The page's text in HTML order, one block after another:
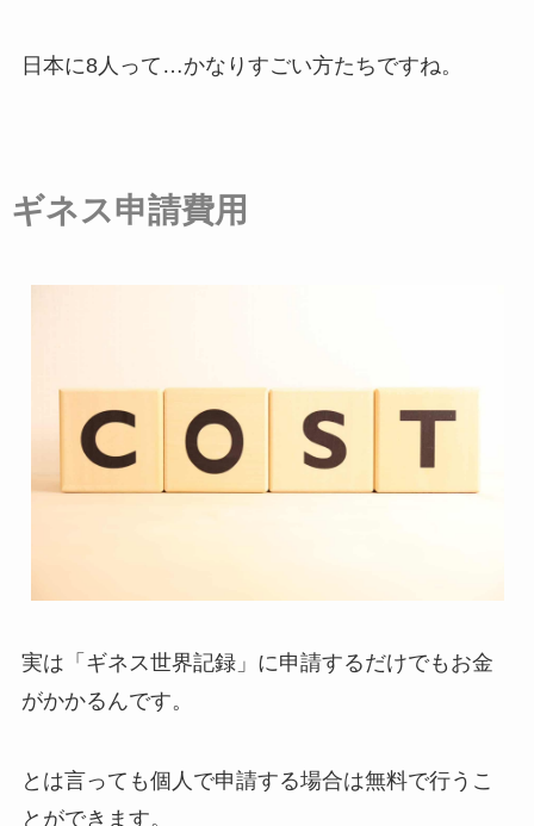
日本に8人って…かなりすごい方たちですね。
ギネス申請費用
実は「ギネス世界記録」に申請するだけでもお金
がかかるんです。
とは言っても個人で申請する場合は無料で行うこ
とができます。